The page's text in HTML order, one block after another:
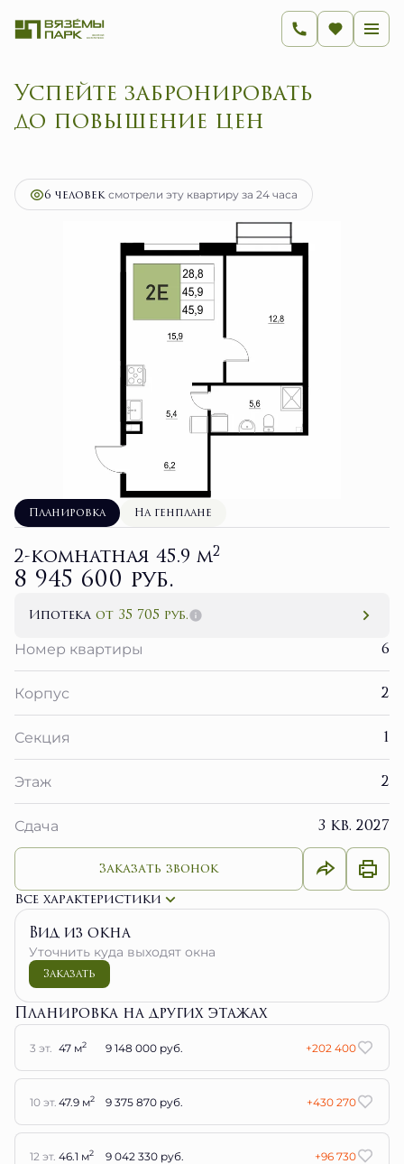
Успейте забронировать
до повышение цен
2-комнатная45.9 м2
6 человексмотрели эту квартиру за 24 часа
Планировка На генплане
2-комнатная 45.9 м2
8 945 600 руб.
Ипотека от 35 705 руб.
Номер квартиры
6
Корпус 2
Секция 1
Этаж 2
Сдача 3 кв. 2027
Заказать звонок
Все характеристики
Вид из окна
Уточнить куда выходят окна
Заказать
Планировка на других этажах
3 эт. 47 м2 9 148 000 руб. +202 400
10 эт. 47.9 м2 9 375 870 руб. +430 270
12 эт. 46.1 м2 9 042 330 руб. +96 730